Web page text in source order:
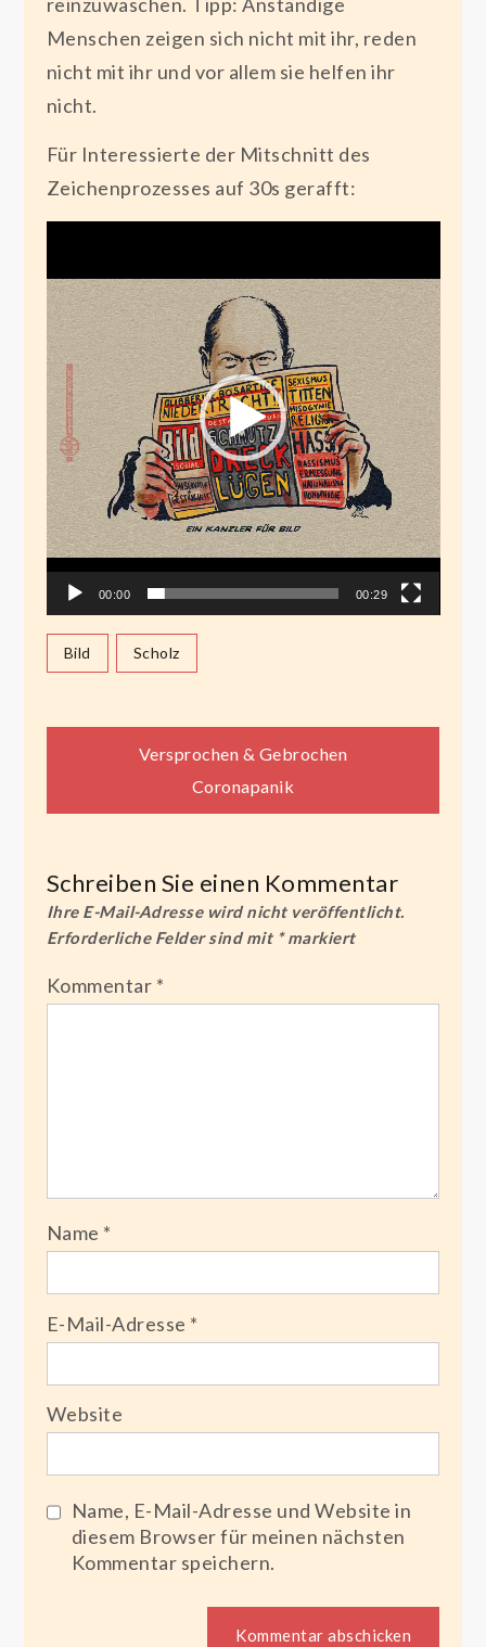
Menschen zeigen sich nicht mit ihr, reden
nicht mit ihr und vor allem sie helfen ihr
nicht.
Für Interessierte der Mitschnitt des
Zeichenprozesses auf 30s gerafft:
00:00 00:29
Bild Scholz
Beitragsnavigation
Versprochen & Gebrochen
Coronapanik
Schreiben Sie einen Kommentar
Ihre E-Mail-Adresse wird nicht veröffentlicht.
Erforderliche Felder sind mit *markiert
Kommentar *
Name *
E-Mail-Adresse *
Website
Name, E-Mail-Adresse und Website in
diesem Browser für meinen nächsten
Kommentar speichern.